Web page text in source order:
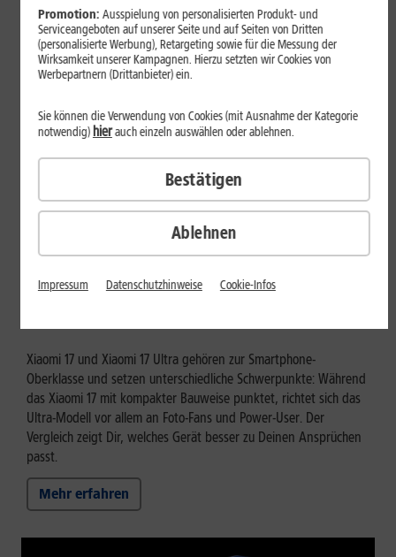
Mehr erfahren
Tests & Vergleiche
Xiaomi 17 vs. Xiaomi 17 Ultra: Für
Xiaomi 17 und Xiaomi 17 Ultra gehören zur Smartphone-
Oberklasse und setzen unterschiedliche Schwerpunkte: Während
das Xiaomi 17 mit kompakter Bauweise punktet, richtet sich das
Ultra-Modell vor allem an Foto-Fans und Power-User. Der
Vergleich zeigt Dir, welches Gerät besser zu Deinen Ansprüchen
passt.
Mehr erfahren
Promotion: Ausspielung von personalisierten Produkt- und
Serviceangeboten auf unserer Seite und auf Seiten von Dritten
(personalisierte Werbung), Retargeting sowie für die Messung der
Wirksamkeit unserer Kampagnen. Hierzu setzten wir Cookies von
Werbepartnern (Drittanbieter) ein.
Ablehnen
Sie können die Verwendung von Cookies (mit Ausnahme der Kategorie
notwendig) hierauch einzeln auswählen oder ablehnen.
Bestätigen
Impressum Datenschutzhinweise Cookie-Infos